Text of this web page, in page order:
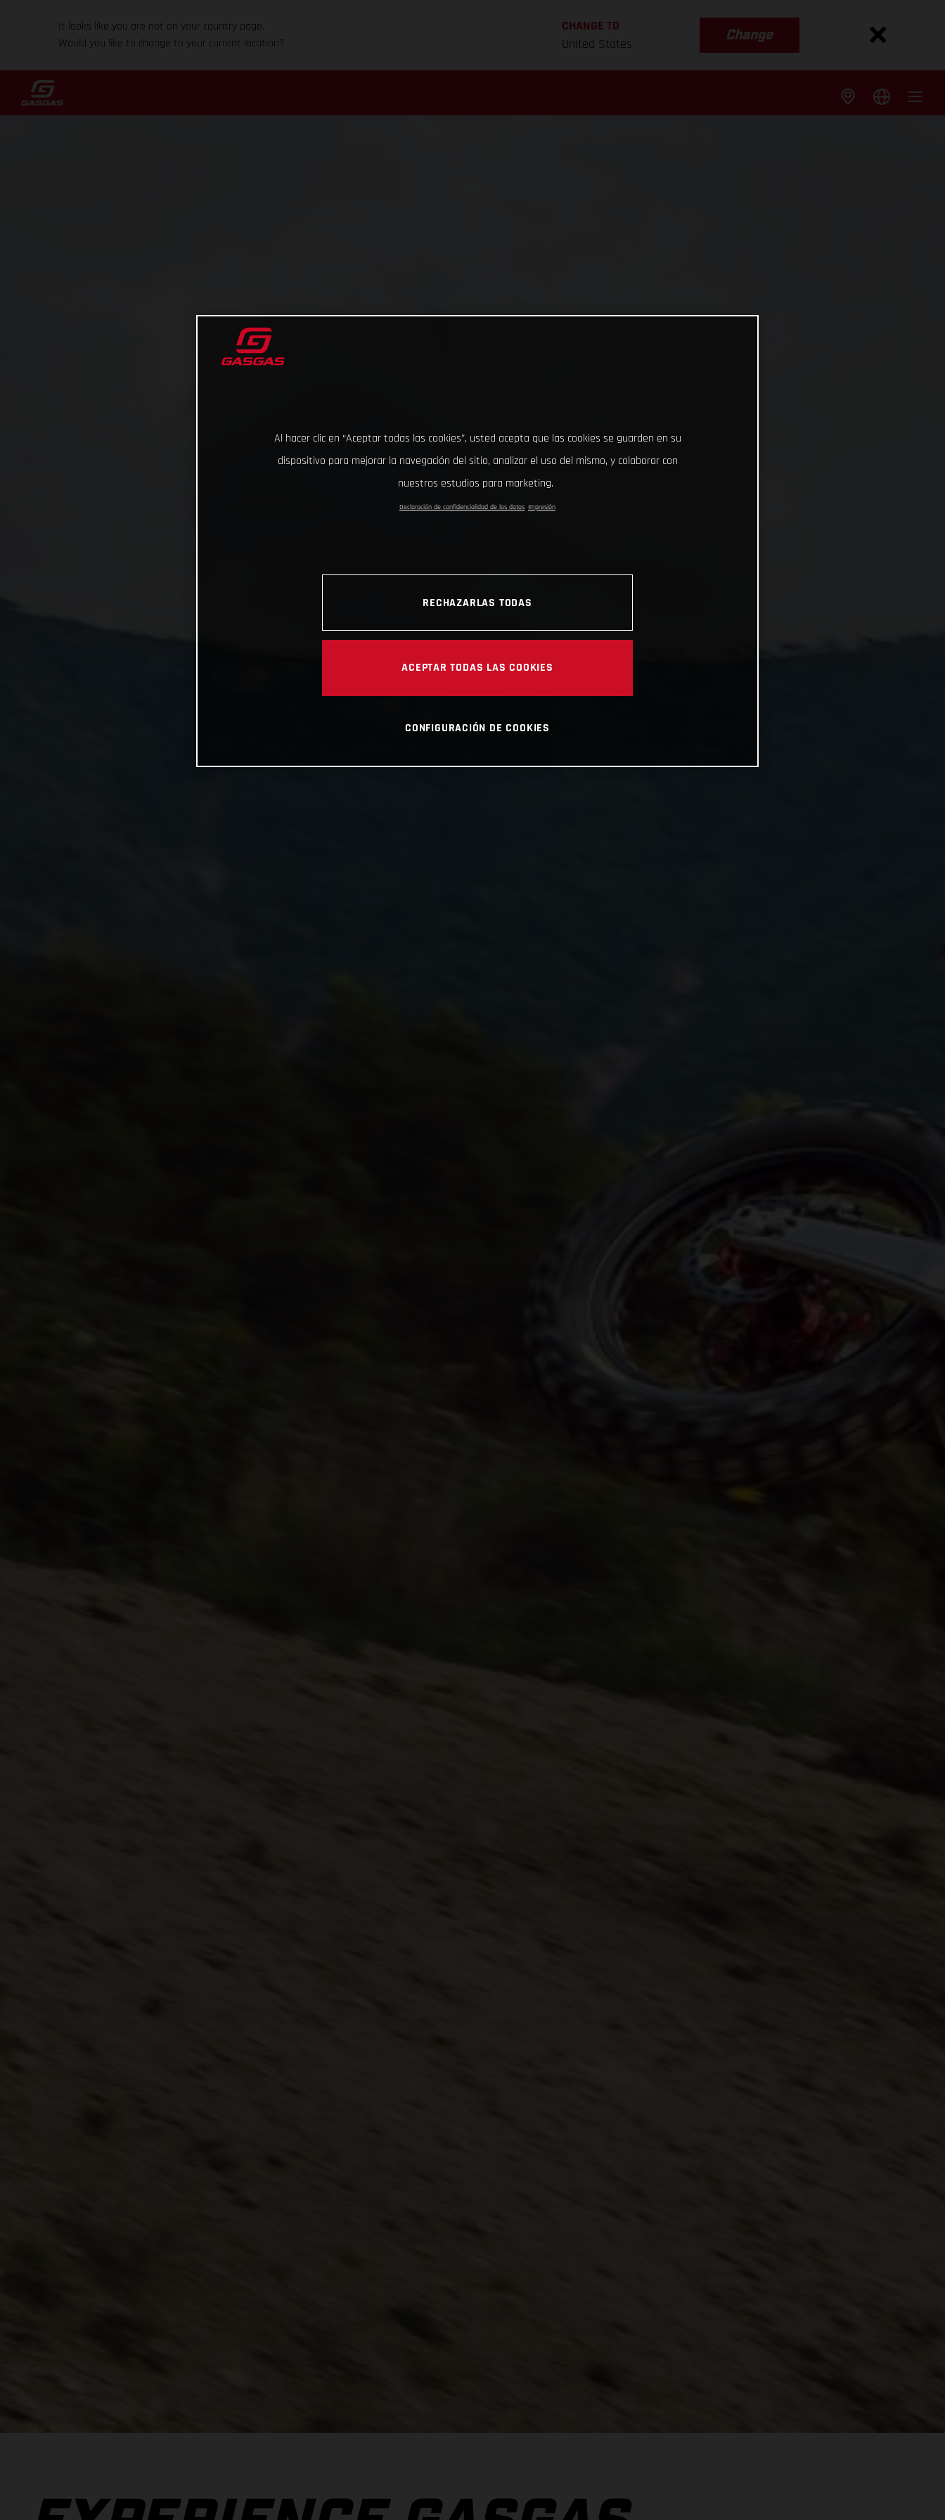
It looks like you are not on your country page.
Would you like to change to your current location?
CHANGE TO
United States
Change
Al hacer clic en “Aceptar todas las cookies”, usted acepta que las cookies se guarden en su
dispositivo para mejorar la navegación del sitio, analizar el uso del mismo, y colaborar con
nuestros estudios para marketing.
Declaración de confidencialidad de los datos Impresión
RECHAZARLAS TODAS
ACEPTAR TODAS LAS COOKIES
CONFIGURACIÓN DE COOKIES